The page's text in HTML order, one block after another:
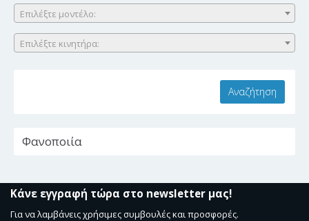
Επιλέξτε μοντέλο:
Επιλέξτε κινητήρα:
Φανοποιία
Κάνε εγγραφή τώρα στο newsletter μας!
Για να λαμβάνεις χρήσιμες συμβουλές και προσφορές.